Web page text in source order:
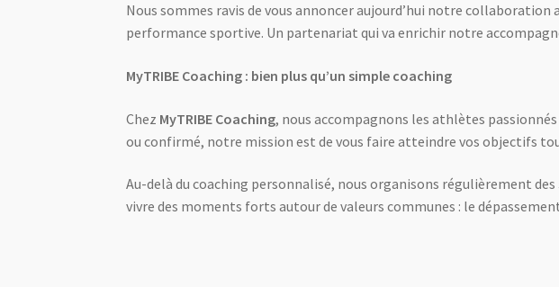
Nous sommes ravis de vous annoncer aujourd’hui notre collaboration
performance sportive. Un partenariat qui va enrichir notre
MyTRIBE Coaching : bien plus qu’un simple coaching
Chez MyTRIBE Coaching, nous accompagnons les athlètes
ou confirmé, notre mission est de vous faire atteindre vos objectifs
Au-delà du coaching personnalisé, nous organisons régulièrement des
vivre des moments forts autour de valeurs communes : le